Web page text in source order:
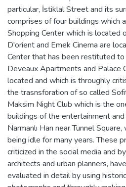
particular, İstiklal Street and its
comprises of four buildings which
Shopping Center which is located
D'orient and Emek Cinema are
Center that has been restituted
Deveaux Apartments and Palace
located and which is throughly
the trasnsforation of so called
Maksim Night Club which is the
buildings of the entertainment
Narmanlı Han near Tunnel
being idle for many years. These
criticized in the social media and
architects and urban planners,
evaluated in detail by using